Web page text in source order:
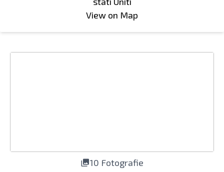
View on Map
10 Fotografie